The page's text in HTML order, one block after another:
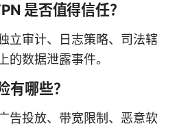
是否值得信任？
立审计、日志策略、司法辖
的数据泄露事件。
有哪些？
告投放、带宽限制、恶意软